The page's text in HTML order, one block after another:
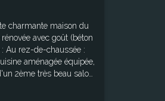
charmante maison du
avec goût (béton
Au rez-de-chaussée :
aménagée équipée,